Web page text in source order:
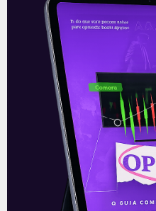
Valor da marca
Quanto mais forte
maior será a
pagar mais por
imagem da marca
Leia mais